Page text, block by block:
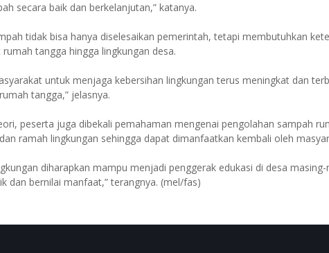
secara baik dan berkelanjutan,” katanya.
tidak bisa hanya diselesaikan pemerintah, tetapi membutuhkan
tangga hingga lingkungan desa.
untuk menjaga kebersihan lingkungan terus meningkat dan
tangga,” jelasnya.
peserta juga dibekali pemahaman mengenai pengolahan sampah
ramah lingkungan sehingga dapat dimanfaatkan kembali oleh
diharapkan mampu menjadi penggerak edukasi di desa
dan bernilai manfaat,” terangnya. (mel/fas)